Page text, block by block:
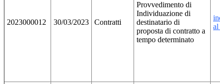
2023000012 30/03/2023 Contratti
Provvedimento di
Individuazione di
destinatario di
proposta di contratto a
tempo determinato
al